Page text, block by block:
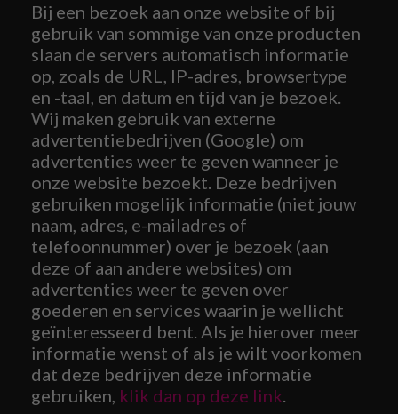
Bij een bezoek aan onze website of bij
gebruik van sommige van onze producten
slaan de servers automatisch informatie
op, zoals de URL, IP-adres, browsertype
en -taal, en datum en tijd van je bezoek.
Wij maken gebruik van externe
advertentiebedrijven (Google) om
advertenties weer te geven wanneer je
onze website bezoekt. Deze bedrijven
gebruiken mogelijk informatie (niet jouw
naam, adres, e-mailadres of
telefoonnummer) over je bezoek (aan
deze of aan andere websites) om
advertenties weer te geven over
goederen en services waarin je wellicht
geïnteresseerd bent. Als je hierover meer
informatie wenst of als je wilt voorkomen
dat deze bedrijven deze informatie
gebruiken, klik dan op deze link.